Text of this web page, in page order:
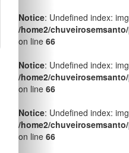
Notice: Undefined index:
/home2/
on line 66
Notice: Undefined index:
/home2/
on line 66
Notice: Undefined index:
/home2/
on line 66